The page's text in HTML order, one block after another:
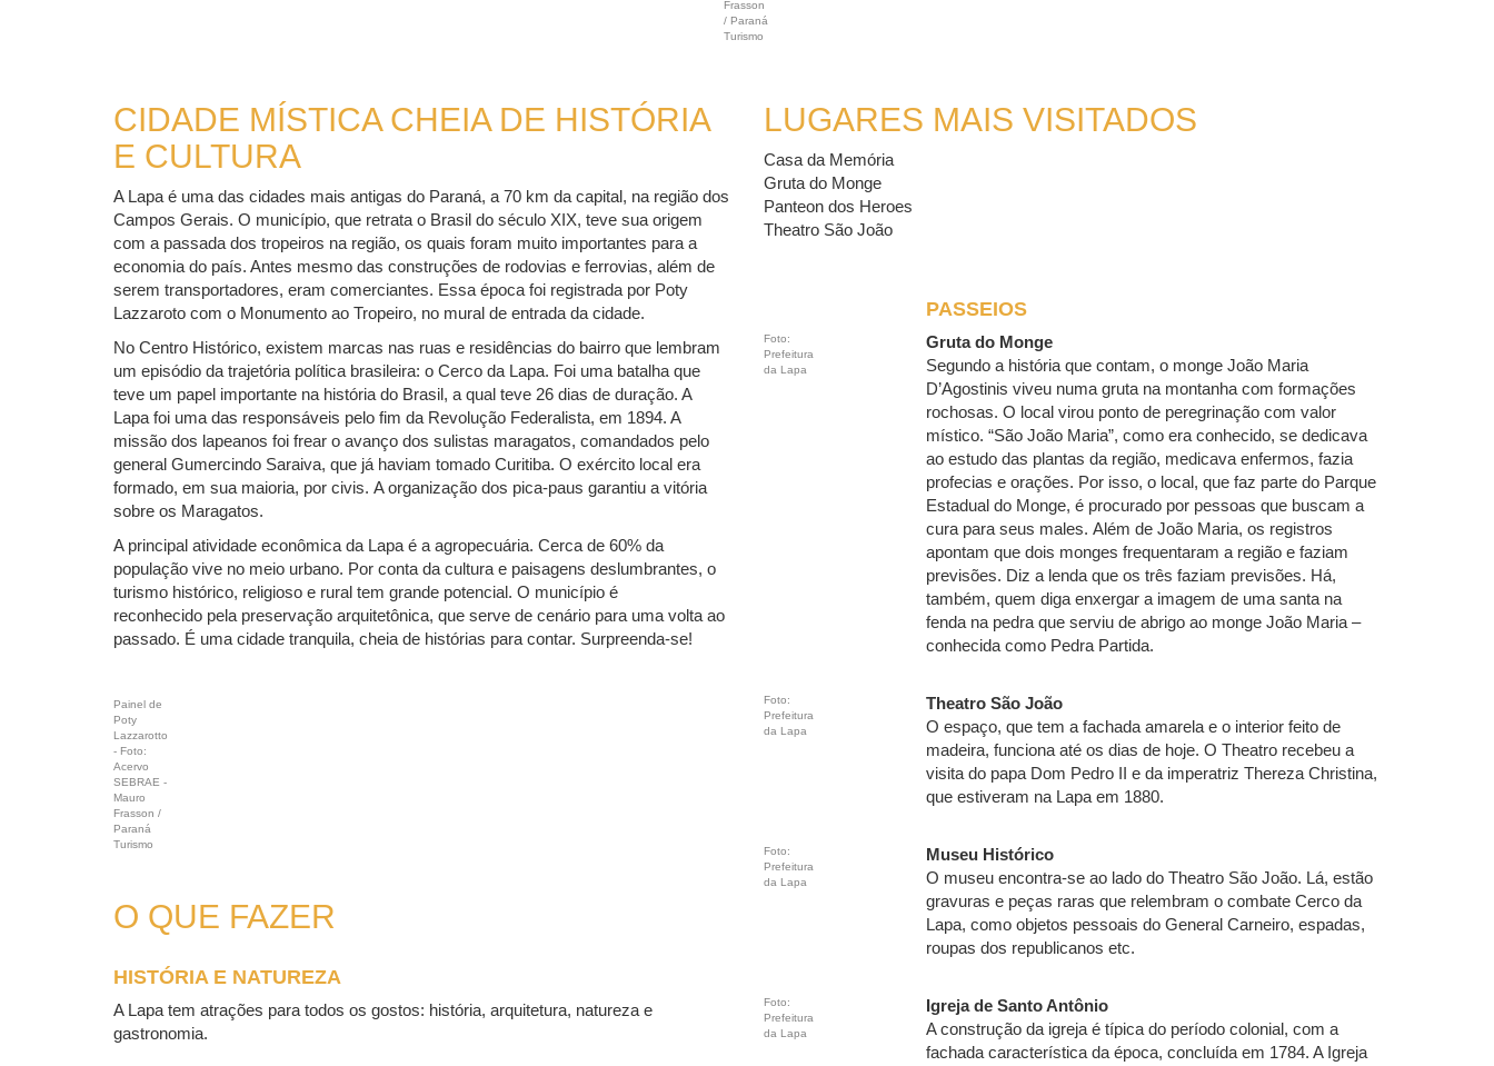
Frasson
/ Paraná
Turismo
CIDADE MÍSTICA CHEIA DE HISTÓRIA
E CULTURA
A Lapa é uma das cidades mais antigas do Paraná, a 70 km da capital, na região dos
Campos Gerais. O município, que retrata o Brasil do século XIX, teve sua origem
com a passada dos tropeiros na região, os quais foram muito importantes para a
economia do país. Antes mesmo das construções de rodovias e ferrovias, além de
serem transportadores, eram comerciantes. Essa época foi registrada por Poty
Lazzaroto com o Monumento ao Tropeiro, no mural de entrada da cidade.
No Centro Histórico, existem marcas nas ruas e residências do bairro que lembram
um episódio da trajetória política brasileira: o Cerco da Lapa. Foi uma batalha que
teve um papel importante na história do Brasil, a qual teve 26 dias de duração. A
Lapa foi uma das responsáveis pelo fim da Revolução Federalista, em 1894. A
missão dos lapeanos foi frear o avanço dos sulistas maragatos, comandados pelo
general Gumercindo Saraiva, que já haviam tomado Curitiba. O exército local era
formado, em sua maioria, por civis. A organização dos pica-paus garantiu a vitória
sobre os Maragatos.
A principal atividade econômica da Lapa é a agropecuária. Cerca de 60% da
população vive no meio urbano. Por conta da cultura e paisagens deslumbrantes, o
turismo histórico, religioso e rural tem grande potencial. O município é
reconhecido pela preservação arquitetônica, que serve de cenário para uma volta ao
passado. É uma cidade tranquila, cheia de histórias para contar. Surpreenda-se!
Painel de
Poty
Lazzarotto
- Foto:
Acervo
SEBRAE -
Mauro
Frasson /
Paraná
Turismo
O QUE FAZER
HISTÓRIA E NATUREZA
A Lapa tem atrações para todos os gostos: história, arquitetura, natureza e
gastronomia.
LUGARES MAIS VISITADOS
Casa da Memória
Gruta do Monge
Panteon dos Heroes
Theatro São João
PASSEIOS
Foto:
Prefeitura
da Lapa
Gruta do Monge
Segundo a história que contam, o monge João Maria
D’Agostinis viveu numa gruta na montanha com formações
rochosas. O local virou ponto de peregrinação com valor
místico. “São João Maria”, como era conhecido, se dedicava
ao estudo das plantas da região, medicava enfermos, fazia
profecias e orações. Por isso, o local, que faz parte do Parque
Estadual do Monge, é procurado por pessoas que buscam a
cura para seus males. Além de João Maria, os registros
apontam que dois monges frequentaram a região e faziam
previsões. Diz a lenda que os três faziam previsões. Há,
também, quem diga enxergar a imagem de uma santa na
fenda na pedra que serviu de abrigo ao monge João Maria –
conhecida como Pedra Partida.
Foto:
Prefeitura
da Lapa
Theatro São João
O espaço, que tem a fachada amarela e o interior feito de
madeira, funciona até os dias de hoje. O Theatro recebeu a
visita do papa Dom Pedro II e da imperatriz Thereza Christina,
que estiveram na Lapa em 1880.
Foto:
Prefeitura
da Lapa
Museu Histórico
O museu encontra-se ao lado do Theatro São João. Lá, estão
gravuras e peças raras que relembram o combate Cerco da
Lapa, como objetos pessoais do General Carneiro, espadas,
roupas dos republicanos etc.
Foto:
Prefeitura
da Lapa
Igreja de Santo Antônio
A construção da igreja é típica do período colonial, com a
fachada característica da época, concluída em 1784. A Igreja